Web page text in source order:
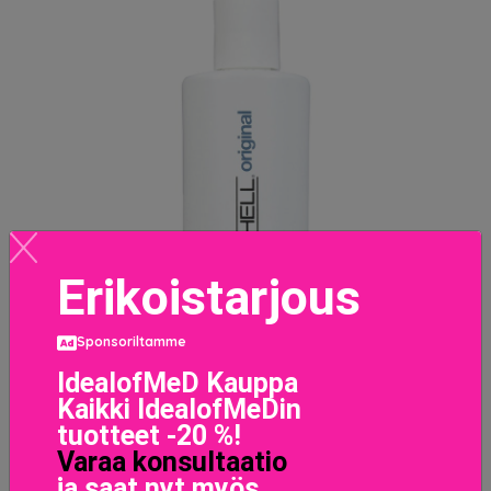
Erikoistarjous
Sponsoriltamme
IdealofMeD Kauppa
Kaikki IdealofMeDin
tuotteet -20 %!
Varaa konsultaatio